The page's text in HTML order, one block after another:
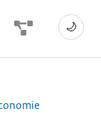
🌙